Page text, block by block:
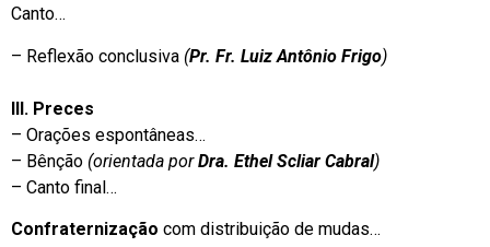
Canto…
– Reflexão conclusiva (Pr. Fr. Luiz Antônio Frigo)
III. Preces
– Orações espontâneas…
– Bênção (orientada porDra. Ethel Scliar Cabral)
– Canto final…
Confraternização com distribuição de mudas…